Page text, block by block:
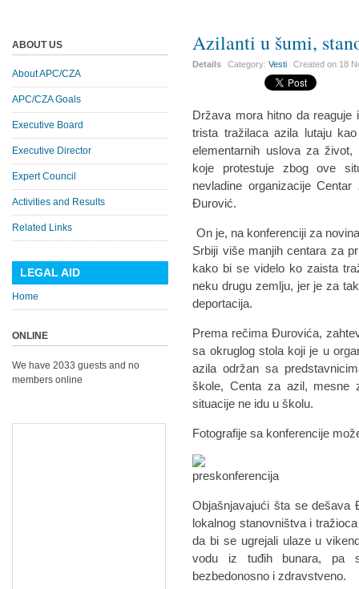
Azilanti u šumi,
Details Category:Vesti Created on 18
Država mora hitno da reaguje
trista tražilaca azila lutaju
elementarnih uslova za
koje protestuje zbog ove
nevladine organizacije
Đurović.
On je, na konferenciji za
Srbiji više manjih centara za
kako bi se videlo ko zaista
neku drugu zemlju, jer je za
deportacija.
Prema rečima Đurovića,
sa okruglog stola koji je u
azila održan sa
škole, Centa za azil, mesne
situacije ne idu u školu.
Fotografije sa konferencije
Objašnjavajući šta se dešava
lokalnog stanovništva i
da bi se ugrejali ulaze u
vodu iz tuđih bunara, pa
bezbedonosno i zdravstveno.
ABOUT US
About APC/CZA
APC/CZA Goals
Executive Board
Executive Director
Expert Council
Activities and Results
Related Links
LEGAL AID
Home
ONLINE
We have 2033 guests and no
members online